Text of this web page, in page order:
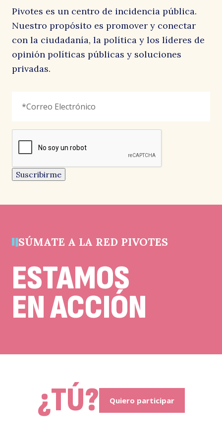
señala
campo
un
campo
de
debe
Electrónico *
reCAPTCHA
Suscribirme
Pivotes es un centro de incidencia pública.
Nuestro propósito es promover y conectar
con la ciudadanía, la política y los líderes de
opinión políticas públicas y soluciones
privadas.
SÚMATE A LA RED PIVOTES
ESTAMOS
EN ACCIÓN
¿TÚ? Quiero participar